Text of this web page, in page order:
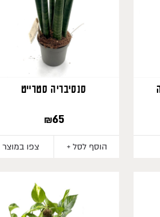
סנסיבריה סטרייט
65
₪
הוסף לסל + צפו במוצר